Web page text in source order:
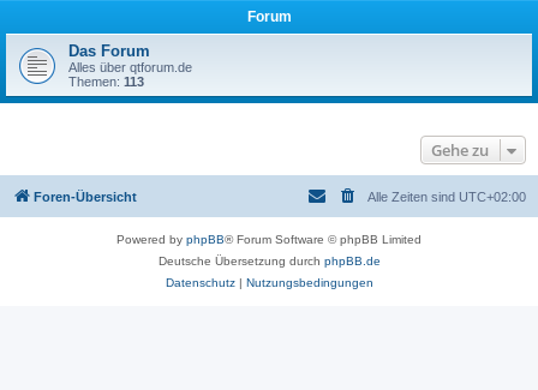
Forum
Das Forum
Alles über qtforum.de
Themen: 113
Gehe zu
Foren-Übersicht Alle Zeiten sind UTC+02:00
Powered by phpBB® Forum Software © phpBB Limited
Deutsche Übersetzung durch phpBB.de
Datenschutz| Nutzungsbedingungen